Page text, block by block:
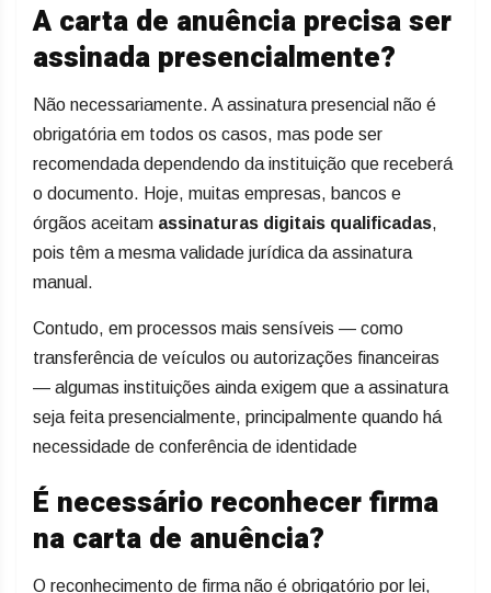
A carta de anuência precisa ser
assinada presencialmente?
Não necessariamente. A assinatura presencial não é
obrigatória em todos os casos, mas pode ser
recomendada dependendo da instituição que receberá
o documento. Hoje, muitas empresas, bancos e
órgãos aceitam assinaturas digitais qualificadas,
pois têm a mesma validade jurídica da assinatura
manual.
Contudo, em processos mais sensíveis — como
transferência de veículos ou autorizações financeiras
— algumas instituições ainda exigem que a assinatura
seja feita presencialmente, principalmente quando há
necessidade de conferência de identidade
É necessário reconhecer firma
na carta de anuência?
O reconhecimento de firma não é obrigatório por lei,